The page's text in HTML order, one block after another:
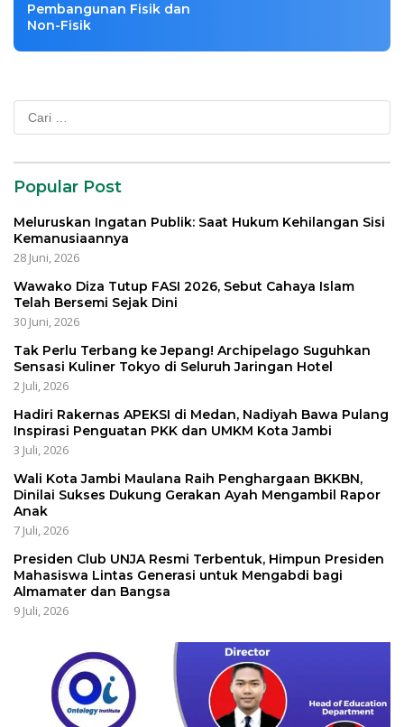
Pembangunan Fisik dan
Non-Fisik
Popular Post
Meluruskan Ingatan Publik: Saat Hukum Kehilangan Sisi
Kemanusiaannya
28 Juni, 2026
Wawako Diza Tutup FASI 2026, Sebut Cahaya Islam
Telah Bersemi Sejak Dini
30 Juni, 2026
Tak Perlu Terbang ke Jepang! Archipelago Suguhkan
Sensasi Kuliner Tokyo di Seluruh Jaringan Hotel
2 Juli, 2026
Hadiri Rakernas APEKSI di Medan, Nadiyah Bawa Pulang
Inspirasi Penguatan PKK dan UMKM Kota Jambi
3 Juli, 2026
Wali Kota Jambi Maulana Raih Penghargaan BKKBN,
Dinilai Sukses Dukung Gerakan Ayah Mengambil Rapor
Anak
7 Juli, 2026
Presiden Club UNJA Resmi Terbentuk, Himpun Presiden
Mahasiswa Lintas Generasi untuk Mengabdi bagi
Almamater dan Bangsa
9 Juli, 2026